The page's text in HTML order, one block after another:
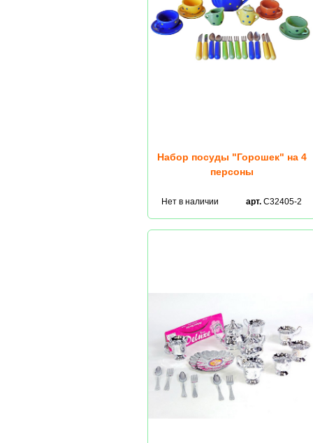
Набор посуды "Горошек" на 4
персоны
Нет в наличии арт. С32405-2